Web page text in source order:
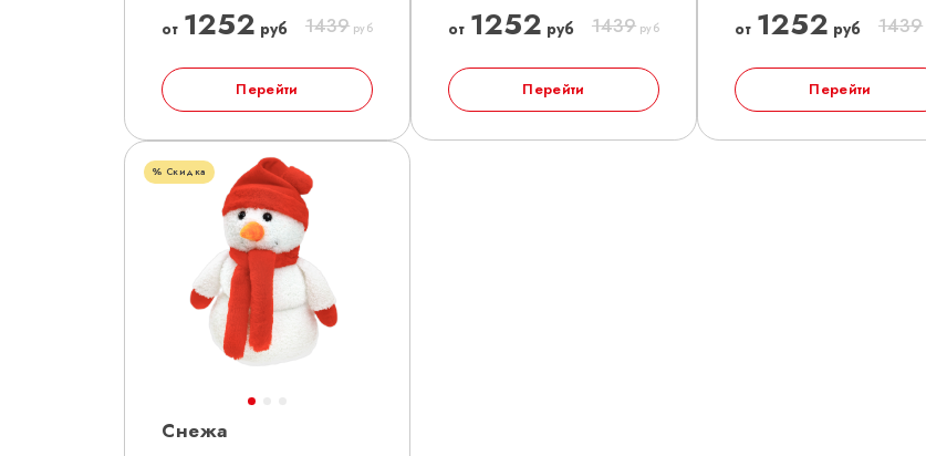
от 1252 руб 1439 руб
Перейти
от 1252 руб 1439 руб
Перейти
от 1252 руб 1439
Перейти
Скидка
Снежа